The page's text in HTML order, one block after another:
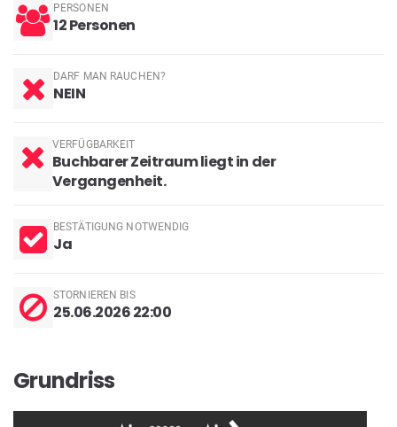
PERSONEN
12 Personen
DARF MAN RAUCHEN?
NEIN
VERFÜGBARKEIT
Buchbarer Zeitraum liegt in der
Vergangenheit.
BESTÄTIGUNG NOTWENDIG
Ja
STORNIEREN BIS
25.06.2026 22:00
Grundriss